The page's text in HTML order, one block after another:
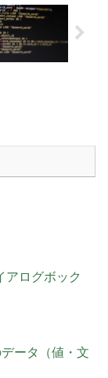
アログボック
ータ（値・文